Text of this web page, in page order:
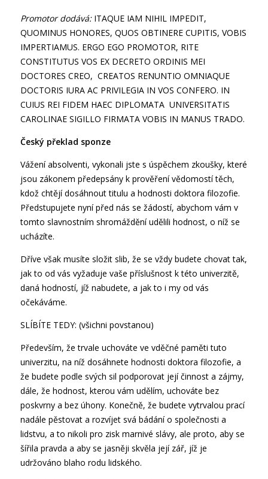
Promotor dodává:ITAQUE IAM NIHIL IMPEDIT,
QUOMINUS HONORES, QUOS OBTINERE CUPITIS, VOBIS
IMPERTIAMUS. ERGO EGO PROMOTOR, RITE
CONSTITUTUS VOS EX DECRETO ORDINIS MEI
DOCTORES CREO, CREATOS RENUNTIO OMNIAQUE
DOCTORIS IURA AC PRIVILEGIA IN VOS CONFERO. IN
CUIUS REI FIDEM HAEC DIPLOMATA UNIVERSITATIS
CAROLINAE SIGILLO FIRMATA VOBIS IN MANUS TRADO.
Český překlad sponze
Vážení absolventi, vykonali jste s úspěchem zkoušky, které
jsou zákonem předepsány k prověření vědomostí těch,
kdož chtějí dosáhnout titulu a hodnosti doktora filozofie.
Předstupujete nyní před nás se žádostí, abychom vám v
tomto slavnostním shromáždění udělili hodnost, o níž se
ucházíte.
Dříve však musíte složit slib, že se vždy budete chovat tak,
jak to od vás vyžaduje vaše příslušnost k této univerzitě,
daná hodností, jíž nabudete, a jak to i my od vás
očekáváme.
SLÍBÍTE TEDY: (všichni povstanou)
Především, že trvale uchováte ve vděčné paměti tuto
univerzitu, na níž dosáhnete hodnosti doktora filozofie, a
že budete podle svých sil podporovat její činnost a zájmy,
dále, že hodnost, kterou vám udělím, uchováte bez
poskvrny a bez úhony. Konečně, že budete vytrvalou prací
nadále pěstovat a rozvíjet svá bádání o společnosti a
lidstvu, a to nikoli pro zisk marnivé slávy, ale proto, aby se
šířila pravda a aby se jasněji skvěla její zář, jíž je
udržováno blaho rodu lidského.